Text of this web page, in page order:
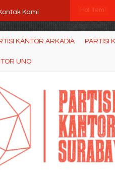
Kami Hot Item!
KANTOR ARKADIA PARTISI
UNO